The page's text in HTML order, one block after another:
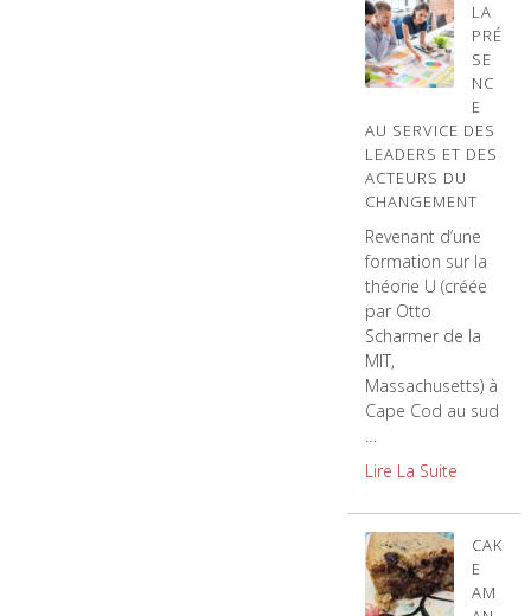
LA
PRÉ
SE
NC
E
AU SERVICE DES
LEADERS ET DES
ACTEURS DU
CHANGEMENT
Revenant d’une
formation sur la
théorie U (créée
par Otto
Scharmer de la
MIT,
Massachusetts) à
Cape Cod au sud
…
Lire La Suite
CAK
E
AM